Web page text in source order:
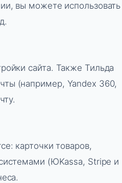
вы можете использовать
сайта. Также Тильда
(например, Yandex 360,
карточки товаров,
(ЮKassa, Stripe и